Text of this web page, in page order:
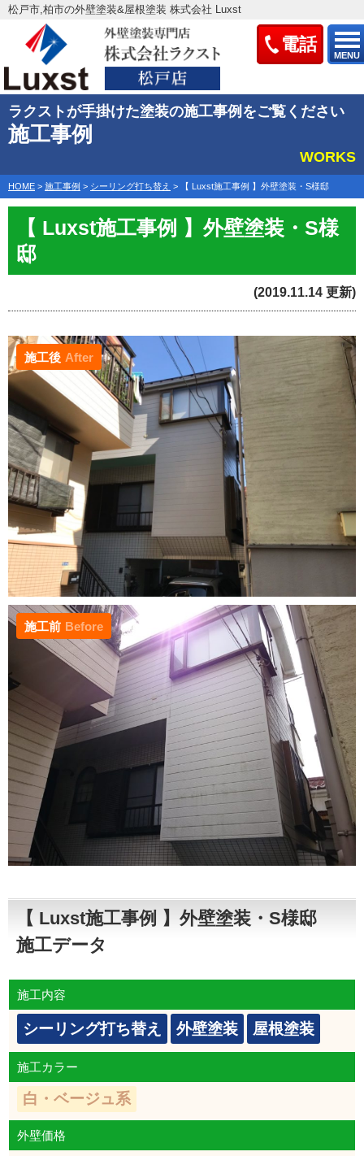
電話
MENU
松戸市,柏市の外壁塗装&屋根塗装 株式会社 Luxst
ラクストが手掛けた塗装の施工事例をご覧ください
施工事例
WORKS
HOME > 施工事例 > シーリング打ち替え > 【 Luxst施工事例 】外壁塗装・S様邸
【 Luxst施工事例 】外壁塗装・S様
邸
(2019.11.14 更新)
施工後 After
施工前 Before
【 Luxst施工事例 】外壁塗装・S様邸
施工データ
施工内容
シーリング打ち替え 外壁塗装 屋根塗装
施工カラー
白・ベージュ系
外壁価格